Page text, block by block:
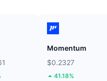
Momentum
$0.2327
41.18%